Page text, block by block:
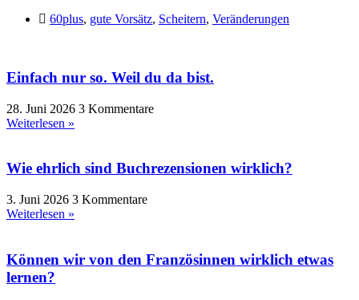
60plus, gute Vorsätz, Scheitern, Veränderungen
Einfach nur so. Weil du da bist.
28. Juni 2026 3 Kommentare
Weiterlesen »
Wie ehrlich sind Buchrezensionen wirklich?
3. Juni 2026 3 Kommentare
Weiterlesen »
Können wir von den Französinnen wirklich etwas
lernen?